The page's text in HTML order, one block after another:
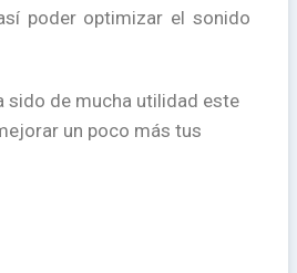
poder optimizar el sonido
sido de mucha utilidad este
un poco más tus